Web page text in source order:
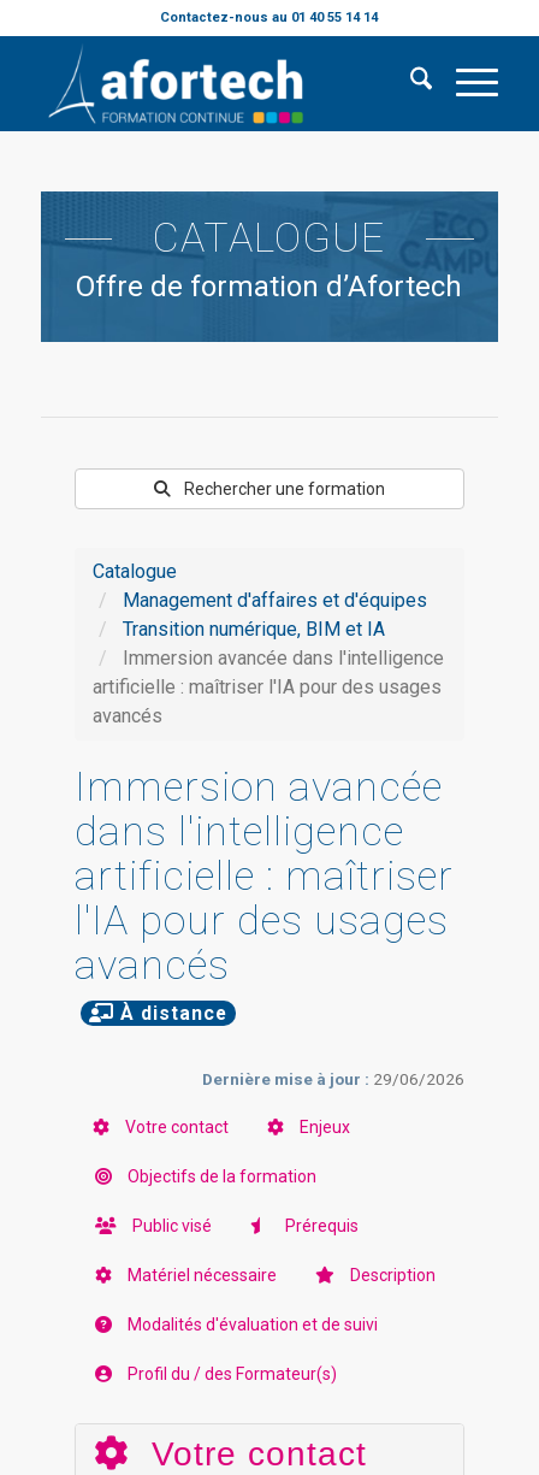
Contactez-nous au 01 40 55 14 14
CATALOGUE
Offre de formation d’Afortech
Rechercher une formation
Catalogue
Management d'affaires et d'équipes
Transition numérique, BIM et IA
Immersion avancée dans l'intelligence
artificielle : maîtriser l'IA pour des usages
avancés
Immersion avancée
dans l'intelligence
artificielle : maîtriser
l'IA pour des usages
avancés
À distance
Dernière mise à jour : 29/06/2026
Votre contact Enjeux
Objectifs de la formation
Public visé Prérequis
Matériel nécessaire Description
Modalités d'évaluation et de suivi
Profil du / des Formateur(s)
Votre contact